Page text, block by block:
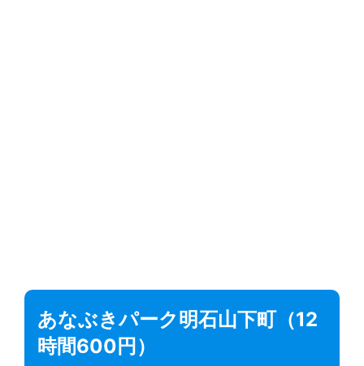
あなぶきパーク明石山下町（12
時間600円）